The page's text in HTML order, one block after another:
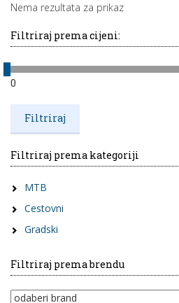
Nema rezultata za prikaz
Filtriraj prema cijeni:
0
Filtriraj prema kategoriji
MTB
Cestovni
Gradski
Filtriraj prema brendu